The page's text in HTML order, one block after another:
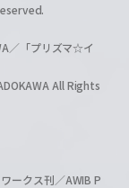
／「プリズマ☆イ
All Rights
ークス刊／AWIB P